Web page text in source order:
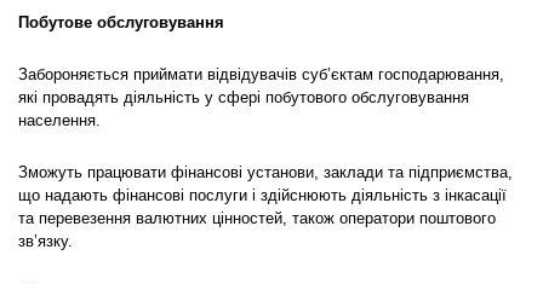
Побутове обслуговування
Забороняється приймати відвідувачів суб’єктам господарювання,
які провадять діяльність у сфері побутового обслуговування
населення.
Зможуть працювати фінансові установи, заклади та підприємства,
що надають фінансові послуги і здійснюють діяльність з інкасації
та перевезення валютних цінностей, також оператори поштового
зв’язку.